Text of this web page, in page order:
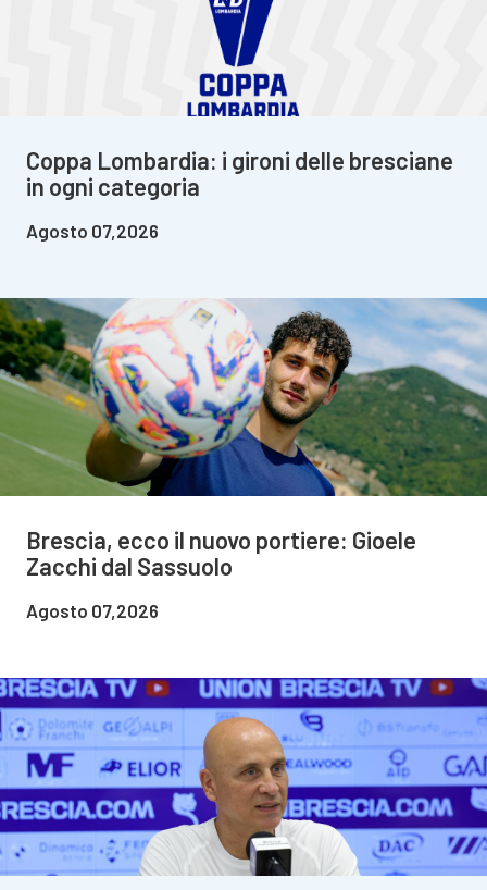
Coppa Lombardia: i gironi delle bresciane
in ogni categoria
Agosto 07,2026
Brescia, ecco il nuovo portiere: Gioele
Zacchi dal Sassuolo
Agosto 07,2026